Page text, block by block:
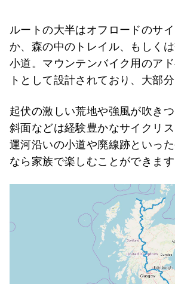
ルートの大半はオフロードのサ
か、森の中のトレイル、もしく
小道。マウンテンバイク用のア
トとして設計されており、大部
起伏の激しい荒地や強風が吹き
斜面などは経験豊かなサイクリス
運河沿いの小道や廃線跡といっ
なら家族で楽しむことができます